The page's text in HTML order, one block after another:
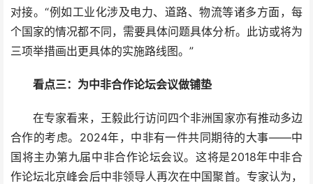
对接。“例如工业化涉及电力、道路、物流等诸多方面，每
个国家的情况都不同，需要具体问题具体分析。此访或将为
三项举措画出更具体的实施路线图。”
看点三：为中非合作论坛会议做铺垫
在专家看来，王毅此行访问四个非洲国家亦有推动多边
合作的考虑。2024年，中非有一件共同期待的大事——中
国将主办第九届中非合作论坛会议。这将是2018年中非合
作论坛北京峰会后中非领导人再次在中国聚首。专家认为，